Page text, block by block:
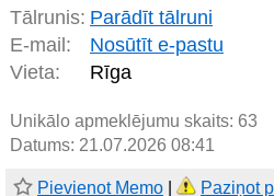
Tālrunis: Parādīt tālruni
E-mail:
Nosūtīt e-pastu
Vieta:
Rīga
Unikālo apmeklējumu skaits: 63
Datums: 21.07.2026 08:41
Pievienot Memo Paziņot